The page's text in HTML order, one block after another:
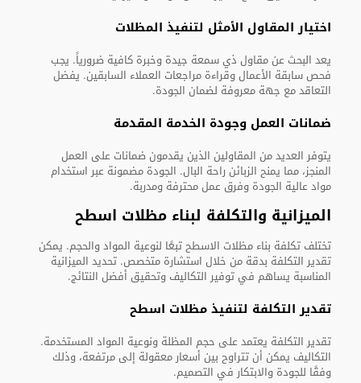
اختيار المقاول الأمثل لتنفيذ المظلات
يعد البحث عن مقاول ذي سمعة جيدة وخبرة كافية ضرورياً. يجب
فحص سابقة الأعمال وقراءة مراجعات العملاء السابقين. يفضل
التعاقد مع جهة معروفة لضمان الجودة.
ضمانات العمل وجودة الخدمة المقدمة
يتوفر العديد من المقاولين الذين يقدمون ضمانات على العمل
المنجز، مما يمنح الزبائن راحة البال. الجودة مضمونة عبر استخدام
مواد عالية الجودة وفرق عمل محترفة ومدربة.
الميزانية والتكلفة لبناء مظلات اسطح
تختلف تكلفة بناء مظلات الاسطح تبعًا لنوعية المواد والحجم. يمكن
تقدير التكلفة بدقة من خلال استشارة متخصص. تحديد الميزانية
المناسبة يساهم في توفير التكاليف وتحقيق أفضل النتائج.
تقدير التكلفة لتنفيذ مظلات اسطح
تقدير التكلفة يعتمد على حجم المظلة ونوعية المواد المستخدمة.
التكاليف يمكن أن تتراوح بين أسعار معقولة إلى مرتفعة، وذلك
وفقًا للجودة والابتكار في التصميم.